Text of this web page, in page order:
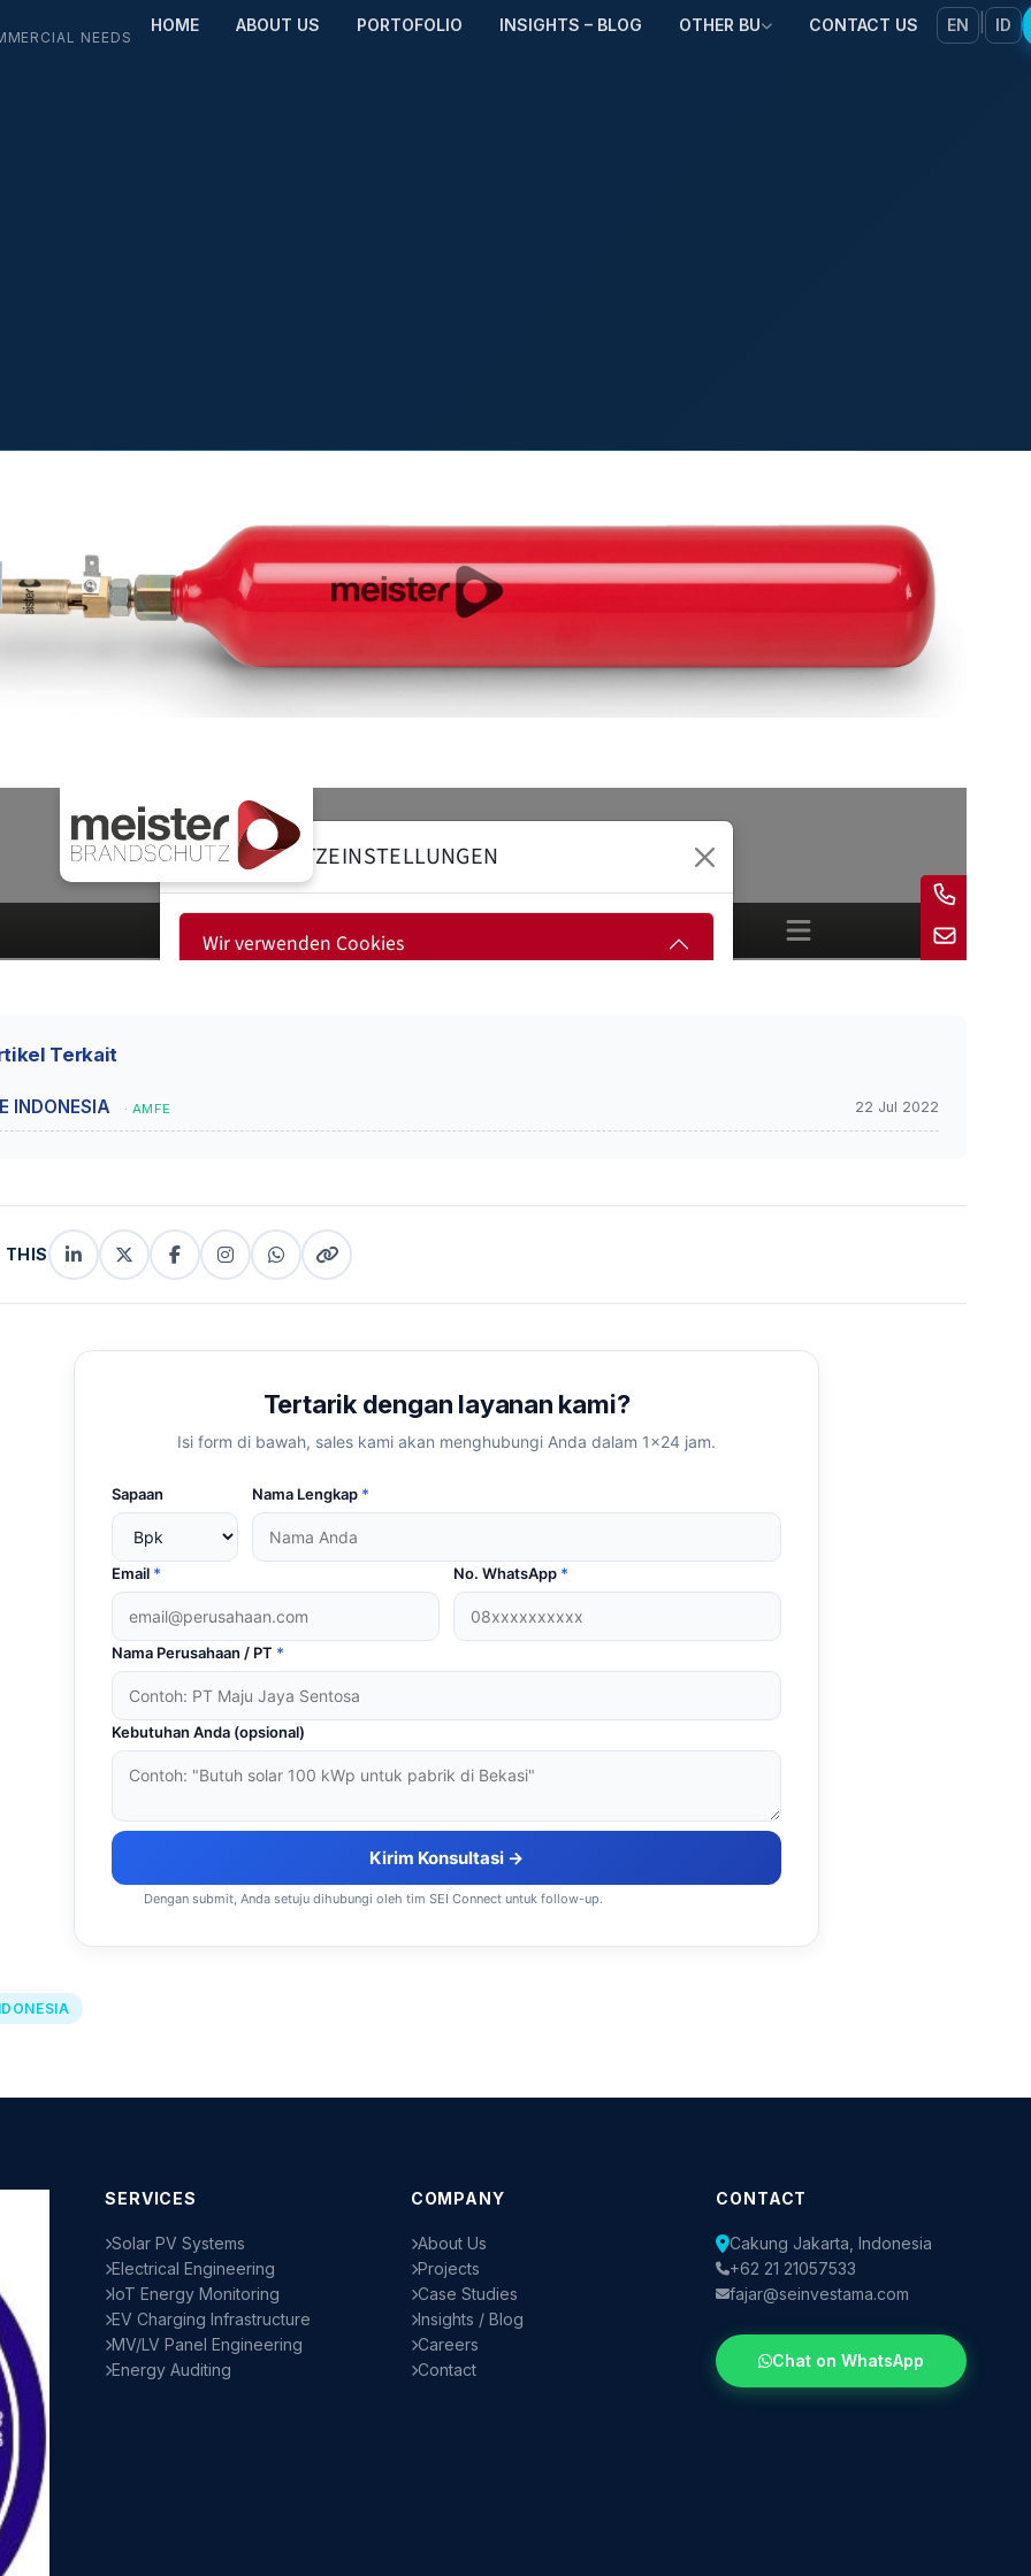
NEEDS
HOME ABOUT US PORTOFOLIO INSIGHTS – BLOG OTHER BU CONTACT US EN ID
Terkait
INDONESIA · AMFE 22 Jul 2022
THIS
LinkedIn
X
(Twitter)
FacebookInstagram
(copy
WhatsApp
Copy
link
Tertarik dengan layanan kami?
Isi form di bawah, sales kami akan menghubungi Anda dalam 1×24 jam.
Sapaan Nama Lengkap *
Email * No. WhatsApp *
Nama Perusahaan / PT *
Kebutuhan Anda (opsional)
Kirim Konsultasi →
Dengan submit, Anda setuju dihubungi oleh tim SEI Connect untuk follow-up.
SERVICES
Solar PV Systems
Electrical Engineering
IoT Energy Monitoring
EV Charging Infrastructure
MV/LV Panel Engineering
Energy Auditing
COMPANY
About Us
Projects
Case Studies
Insights / Blog
Careers
Contact
CONTACT
Cakung Jakarta, Indonesia
+62 21 21057533
fajar@seinvestama.com
Chat on WhatsApp